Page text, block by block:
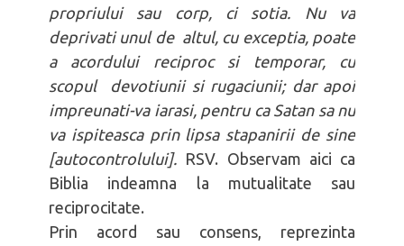
propriului sau corp, ci sotia. Nu va
deprivati unul de altul, cu exceptia, poate
a acordului reciproc si temporar, cu
scopul devotiunii si rugaciunii; dar apoi
impreunati-va iarasi, pentru ca Satan sa nu
va ispiteasca prin lipsa stapanirii de sine
[autocontrolului]. RSV. Observam aici ca
Biblia indeamna la mutualitate sau
reciprocitate.
Prin acord sau consens, reprezinta